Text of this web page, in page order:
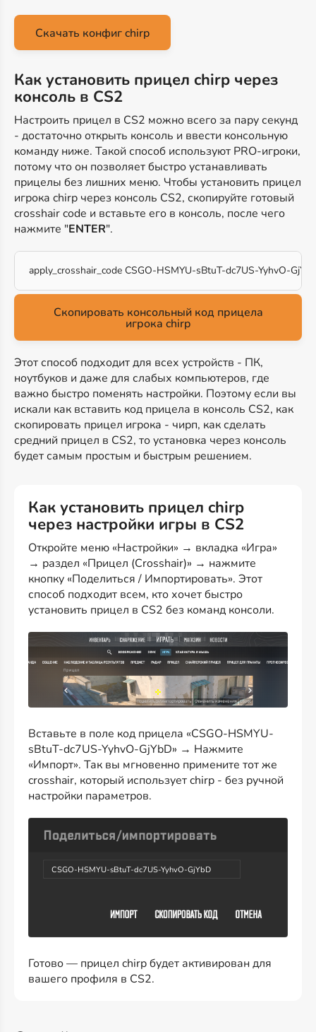
Скачать конфиг chirp
Как установить прицел chirp через
консоль в CS2
Настроить прицел в CS2 можно всего за пару секунд
- достаточно открыть консоль и ввести консольную
команду ниже. Такой способ используют PRO-игроки,
потому что он позволяет быстро устанавливать
прицелы без лишних меню. Чтобы установить прицел
игрока chirp через консоль CS2, скопируйте готовый
crosshair code и вставьте его в консоль, после чего
нажмите "ENTER".
apply_crosshair_code CSGO-HSMYU-sBtuT-dc7US-YyhvO-
Скопировать консольный код прицела
игрока chirp
Этот способ подходит для всех устройств - ПК,
ноутбуков и даже для слабых компьютеров, где
важно быстро поменять настройки. Поэтому если вы
искали как вставить код прицела в консоль CS2, как
скопировать прицел игрока - чирп, как сделать
средний прицел в CS2, то установка через консоль
будет самым простым и быстрым решением.
Как установить прицел chirp
через настройки игры в CS2
Откройте меню «Настройки» → вкладка «Игра»
→ раздел «Прицел (Crosshair)» → нажмите
кнопку «Поделиться / Импортировать». Этот
способ подходит всем, кто хочет быстро
установить прицел в CS2 без команд консоли.
Вставьте в поле код прицела «CSGO-HSMYU-
sBtuT-dc7US-YyhvO-GjYbD» → Нажмите
«Импорт». Так вы мгновенно примените тот же
crosshair, который использует chirp - без ручной
настройки параметров.
CSGO-HSMYU-sBtuT-dc7US-YyhvO-GjYbD
Готово — прицел chirp будет активирован для
вашего профиля в CS2.